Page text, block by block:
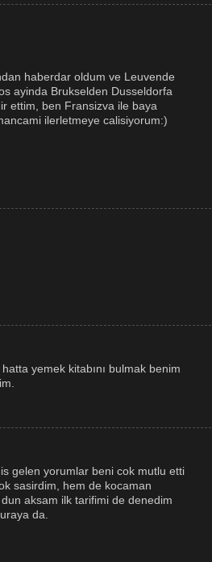
haberdar oldum ve Leuvende
ayinda Brukselden Dusseldorfa
ettim, ben Fransizva ile baya
ilerletmeye calisiyorum:)
yemek kitabını bulmak benim
gelen yorumlar beni cok mutlu etti
sasirdim, hem de kocaman
aksam ilk tarifimi de denedim
da.